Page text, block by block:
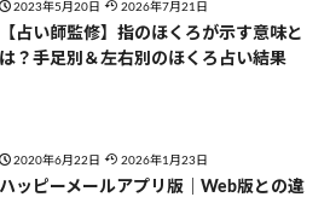
2023年5月20日 2026年7月21日
【占い師監修】指のほくろが示す意味と
は？手足別＆左右別のほくろ占い結果
2020年6月22日 2026年1月23日
ハッピーメールアプリ版｜Web版との違